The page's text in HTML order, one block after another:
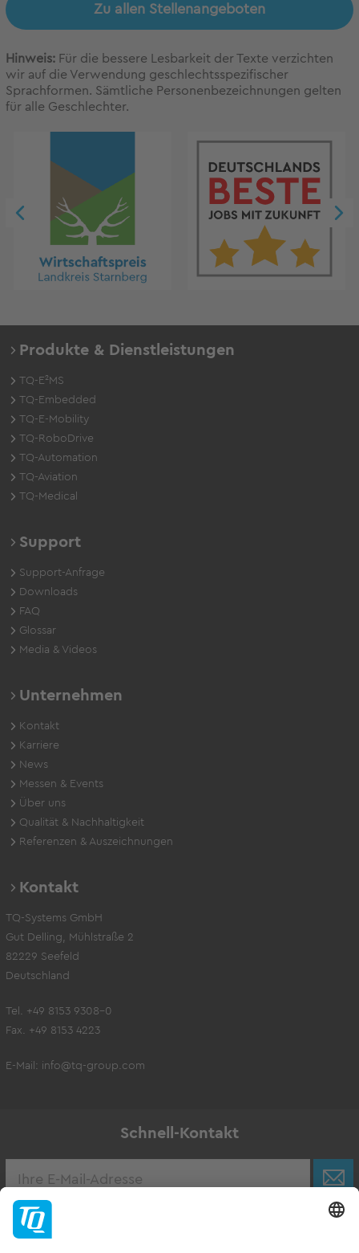
Zu allen Stellenangeboten
Hinweis: Für die bessere Lesbarkeit der Texte verzichten
wir auf die Verwendung geschlechtsspezifischer
Sprachformen. Sämtliche Personenbezeichnungen gelten
für alle Geschlechter.
Produkte & Dienstleistungen
TQ-E²MS
TQ-Embedded
TQ-E-Mobility
TQ-RoboDrive
TQ-Automation
TQ-Aviation
TQ-Medical
Support
Support-Anfrage
Downloads
FAQ
Glossar
Media & Videos
Unternehmen
Kontakt
Karriere
News
Messen & Events
Über uns
Qualität & Nachhaltigkeit
Referenzen & Auszeichnungen
Kontakt
TQ-Systems GmbH
Gut Delling, Mühlstraße 2
82229 Seefeld
Deutschland
Tel. +49 8153 9308-0
Fax. +49 8153 4223
E-Mail: info@tq-group.com
Schnell-Kontakt